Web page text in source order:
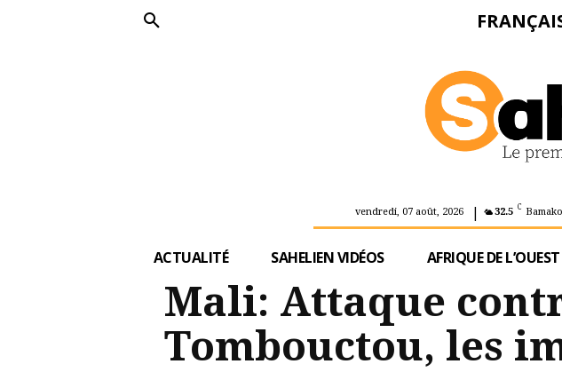
vendredi, 07 août, 2026 | 32.5 C Bamako
ACTUALITÉ SAHELIEN VIDÉOS AFRIQUE DE L’OUEST
Mali: Attaque
Tombouctou, les